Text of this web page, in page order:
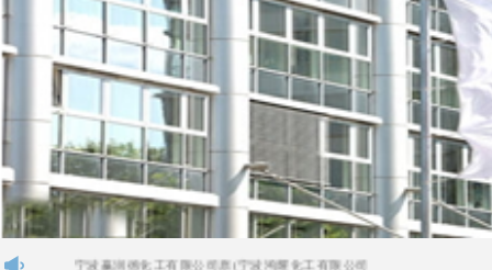
宁波赢润德化工有限公司原(宁波鸿耀化工有限公司),是位于中国商人的发祥